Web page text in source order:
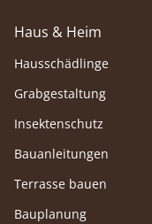
Haus & Heim
Hausschädlinge
Grabgestaltung
Insektenschutz
Bauanleitungen
Terrasse bauen
Bauplanung